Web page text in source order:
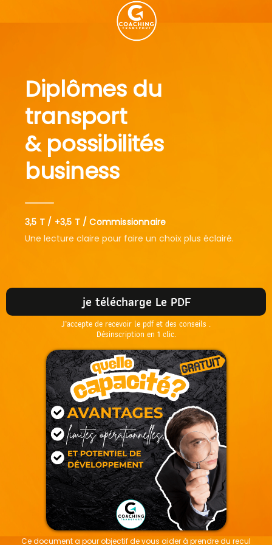
Diplômes du
transport
& possibilités
business
3,5 T / +3,5 T / Commissionnaire
Une lecture claire pour faire un choix plus éclairé.
je télécharge Le PDF
J’accepte de recevoir le pdf et des conseils .
Désinscription en 1 clic.
Ce document a pour objectif de vous aider à prendre du recul